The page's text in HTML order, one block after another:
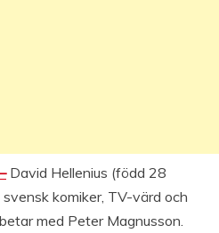
David Hellenius (född 28
komiker, TV-värd och
med Peter Magnusson.